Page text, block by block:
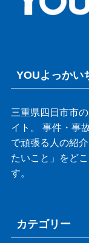
YOUよっかい
三重県四日市市
イト。 事件・事
で頑張る人の紹
たいこと」をど
す。
カテゴリー